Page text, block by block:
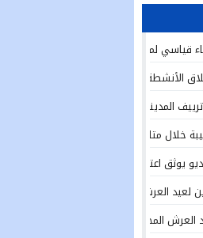
الأنشطة الدينية في أجواء من الخشوع
المدينة!
الخطاب الملكي السامي بمناسبة الذكرى الـ27
يوثق اعتداءً بالسلاح الأبيض ويوقف
لعيد العرش المجيد.. تدشين دار الطالبة